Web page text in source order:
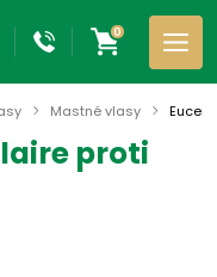
0
Mastné vlasy
proti